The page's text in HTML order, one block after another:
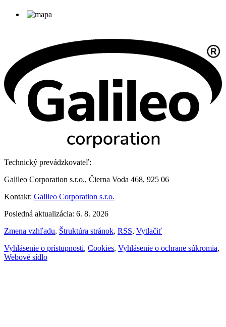
Technický prevádzkovateľ:
Galileo Corporation s.r.o., Čierna Voda 468, 925 06
Kontakt: Galileo Corporation s.r.o.
Posledná aktualizácia: 6. 8. 2026
Zmena vzhľadu, Štruktúra stránok, RSS, Vytlačiť
Vyhlásenie o prístupnosti, Cookies, Vyhlásenie o ochrane súkromia,
Webové sídlo